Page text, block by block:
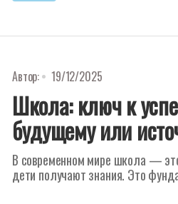
Автор: 19/12/2025
Школа: ключ к
будущему или
В современном мире школа —
дети получают знания. Это